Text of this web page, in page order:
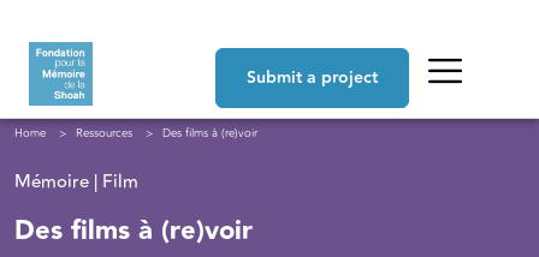
Submit a project
Breadcrumb
Home Ressources Des films à (re)voir
Mémoire | Film
Des films à (re)voir